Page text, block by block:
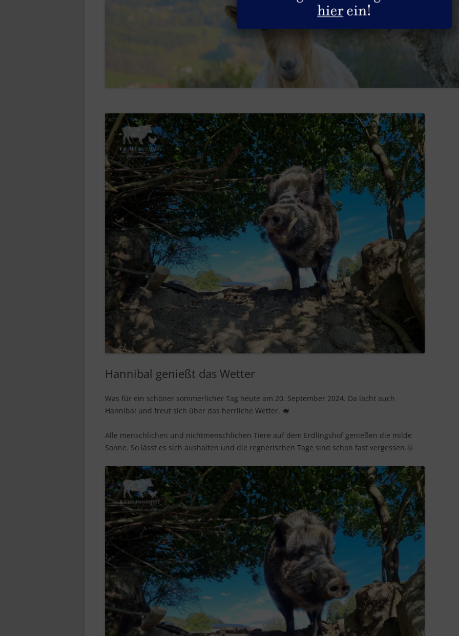
DIE KANINCHEN
DIE KATZEN
DIE PUTEN
DIE RINDER
DIE SCHAFE
DIE SCHWEINE
DIE ZIEGEN
IN LIEBEVOLLER ERINNERUNG
GESUNDHEITLICHE ASPEKTE
STELLENANGEBOTE
Hannibal genießt das Wetter
Was für ein schöner sommerlicher Tag heute am 20. September 2024. Da lacht auch
Hannibal und freut sich über das herrliche Wetter. 🐗
Alle menschlichen und nichtmenschlichen Tiere auf dem Erdlingshof genießen die milde
Sonne. So lässt es sich aushalten und die regnerischen Tage sind schon fast vergessen.🌞